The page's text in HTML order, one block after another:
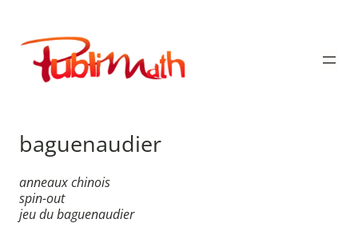
contenu
Publimath
baguenaudier
anneaux chinois
spin-out
jeu du baguenaudier